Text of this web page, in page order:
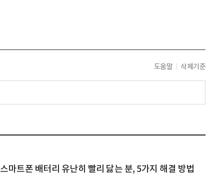
도움말 삭제기준
스마트폰 배터리 유난히 빨리 닳는 분, 5가지 해결 방법